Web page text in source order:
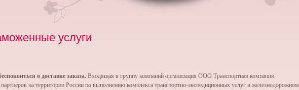
услуги
о доставке заказа. Входящая в группу компаний организация ООО Транспортная компания
на территории России по выполнению комплекса транспортно-экспедиционных услуг в железнодорожном